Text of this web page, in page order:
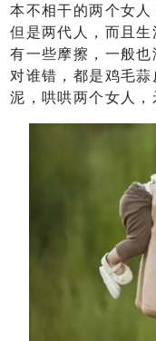
本不相干的两个女
但是两代人，而且
有一些摩擦，一般
对谁错，都是鸡毛
泥，哄哄两个女人，